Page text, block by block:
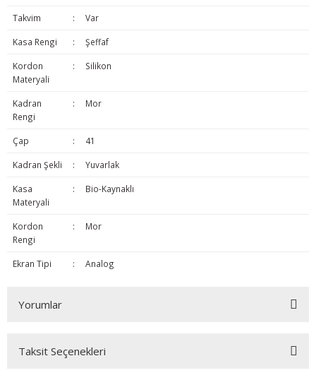
Takvim : Var
Kasa Rengi : Şeffaf
Kordon
Materyali
: Silikon
Kadran
Rengi
: Mor
Çap : 41
Kadran Şekli : Yuvarlak
Kasa
Materyali
: Bio-Kaynaklı
Kordon
Rengi
: Mor
Ekran Tipi : Analog
Yorumlar
Taksit Seçenekleri